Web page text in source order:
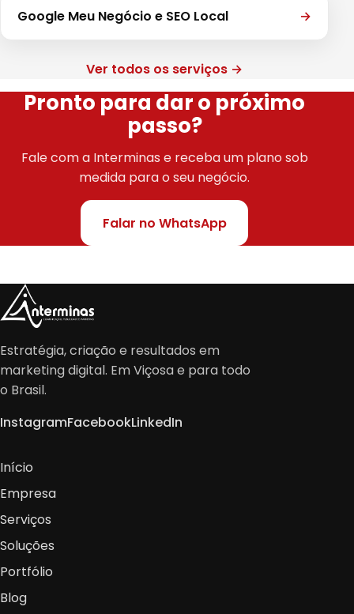
Google Meu Negócio e SEO Local →
Ver todos os serviços →
Pronto para dar o próximo
passo?
Fale com a Interminas e receba um plano sob
medida para o seu negócio.
Falar no WhatsApp
Estratégia, criação e resultados em
marketing digital. Em Viçosa e para todo
o Brasil.
InstagramFacebookLinkedIn
Início
Empresa
Serviços
Soluções
Portfólio
Blog